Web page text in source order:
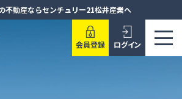
不動産ならセンチュリー21松井産業へ
会員登録 ログイン